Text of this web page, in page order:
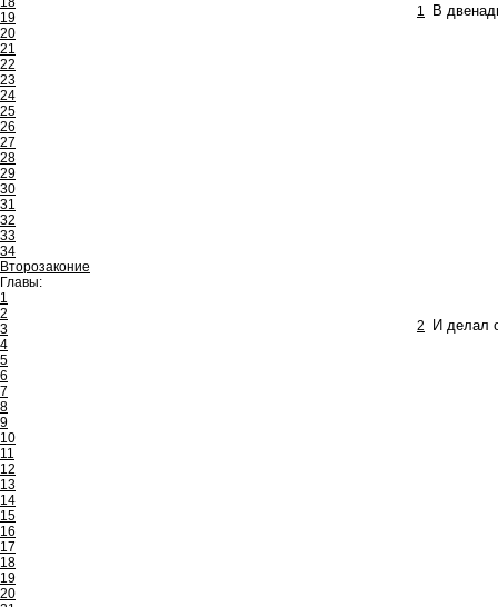
19
20
21
22
23
24
25
26
27
28
29
30
31
32
33
34
Второзаконие
Главы:
1
2
3
4
5
6
7
8
9
10
11
12
13
14
15
16
17
18
19
20
1 В
2 И делал